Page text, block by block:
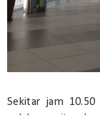
Sekitar jam